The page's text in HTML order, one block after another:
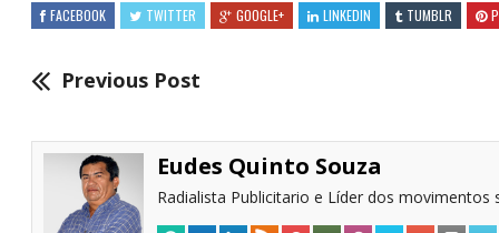
FACEBOOK TWITTER GOOGLE+ LINKEDIN TUMBLR
Previous Post
Eudes Quinto Souza
Radialista Publicitario e Líder dos movimentos